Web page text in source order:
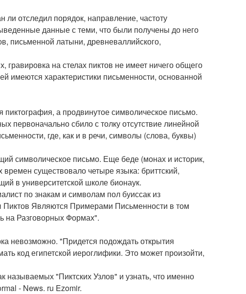
отследил порядок, направление, частоту
данные с теми, что были получены до него
письменной латыни, древневаллийского,
на стелах пиктов не имеет ничего общего
имеются характеристики письменности, основанной
а продвинутое символическое письмо.
первоначально сбило с толку отсутствие линейной
где, как и в речи, символы (слова, буквы)
символическое письмо. Еще беде (монах и историк,
существовало четыре языка: бриттский,
в университетской школе бионаук.
по знакам и символам пол буиссак из
Являются Примерами Письменности в том
на Разговорных Формах".
невозможно. "Придется подождать открытия
код египетской иероглифики. Это может произойти,
называемых "Пиктских Узлов" и узнать, что именно
- News. ru Ezomir.